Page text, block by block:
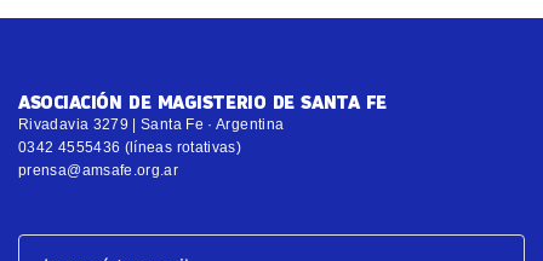
Rivadavia 3279 | Santa Fe · Argentina
0342 4555436 (líneas rotativas)
prensa@amsafe.org.ar